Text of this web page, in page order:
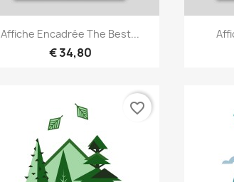
Snel bekijken
Affiche Encadrée The Best...
€ 34,80
favorite_border